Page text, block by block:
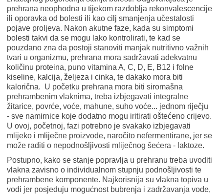
prehrana neophodna u tijekom razdoblja rekonvalescencije
ili oporavka od bolesti ili kao cilj smanjenja učestalosti
pojave proljeva. Nakon akutne faze, kada su simptomi
bolesti takvi da se mogu lako kontrolirati, te kad se
pouzdano zna da postoji stanoviti manjak nutritivno važnih
tvari u organizmu, prehrana mora sadržavati adekvatnu
količinu proteina, puno vitamina A, C, D, E, B12 i folne
kiseline, kalcija, željeza i cinka, te dakako mora biti
kalorična. U početku prehrana mora biti siromašna
prehrambenim vlaknima, treba izbjegavati integralne
žitarice, povrće, voće, mahune, suho voće... jednom riječju
- sve namirnice koje dodatno mogu iritirati oštećeno crijevo.
U ovoj, početnoj, fazi potrebno je svakako izbjegavati
mlijeko i mliječne proizvode, naročito nefermentirane, jer se
može raditi o nepodnošljivosti mliječnog šećera - laktoze.
Postupno, kako se stanje popravlja u prehranu treba uvoditi
vlakna zavisno o individualnom stupnju podnošljivosti te
prehrambene komponente. Najkorisnija su vlakna topiva u
vodi jer posjeduju mogućnost bubrenja i zadržavanja vode,